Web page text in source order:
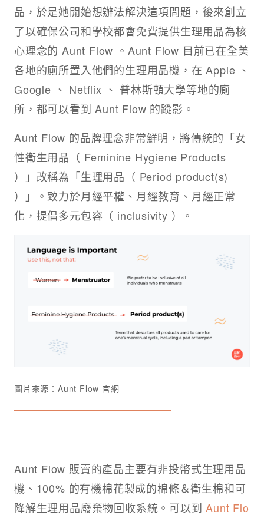
品，於是她開始想辦法解決這項問題，後來創立
了以確保公司和學校都會免費提供生理用品為核
心理念的 Aunt Flow 。Aunt Flow 目前已在全美
各地的廁所置入他們的生理用品機，在 Apple 、
Google 、 Netflix 、 普林斯頓大學等地的廁
所，都可以看到 Aunt Flow 的蹤影。
Aunt Flow 的品牌理念非常鮮明，將傳統的「女
性衛生用品（ Feminine Hygiene Products
）」改稱為「生理用品（ Period product(s)
）」。致力於月經平權、月經教育、月經正常
化，提倡多元包容（ inclusivity ）。
圖片來源：Aunt Flow 官網
Aunt Flow 販賣的產品主要有非投幣式生理用品
機、100% 的有機棉花製成的棉條＆衛生棉和可
降解生理用品廢棄物回收系統。可以到Aunt Flo